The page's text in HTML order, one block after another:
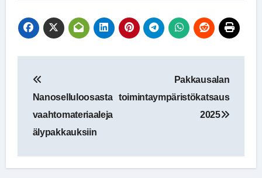
selaus
Nanoselluloosasta
vaahtomateriaaleja
älypakkauksiin
Pakkausalan
toimintaympäristökatsaus
2025